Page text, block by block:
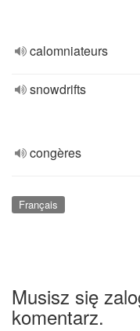
calomniateurs
snowdrifts
congères
Français
Musisz się
komentarz.